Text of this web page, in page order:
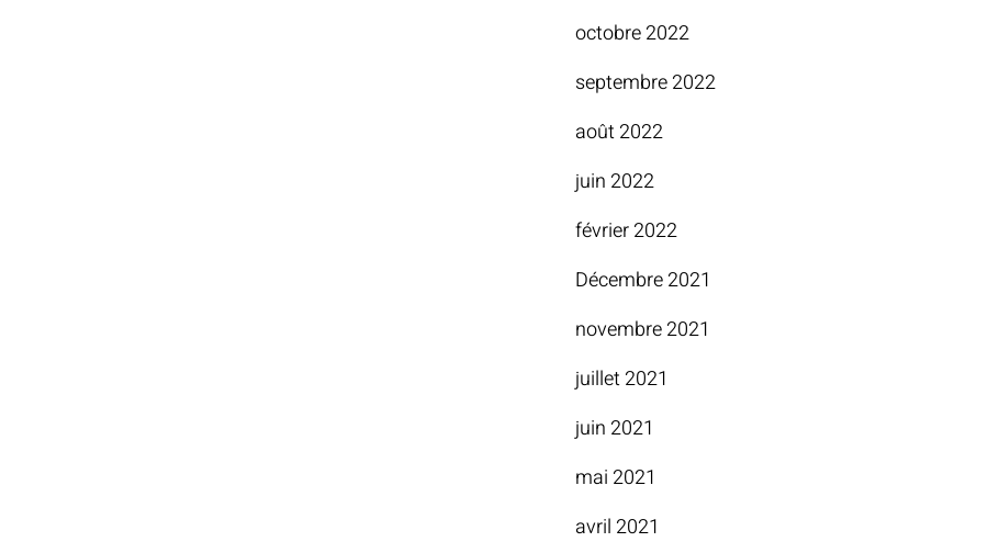
octobre 2022
septembre 2022
août 2022
juin 2022
février 2022
Décembre 2021
novembre 2021
juillet 2021
juin 2021
mai 2021
avril 2021